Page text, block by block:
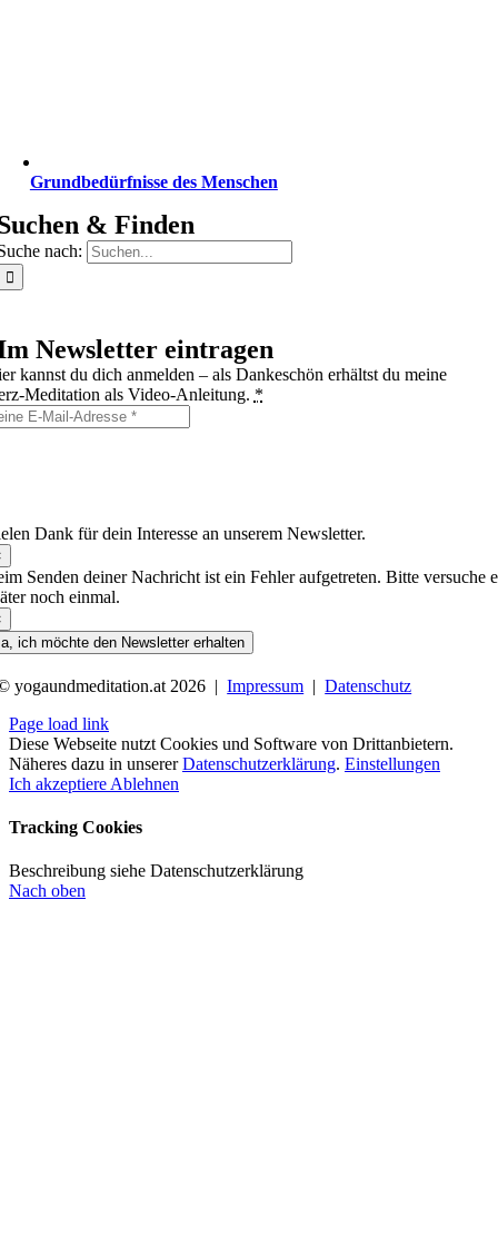
Grundbedürfnisse des Menschen
& Finden
nach:
Newsletter eintragen
kannst du dich anmelden – als Dankeschön erhältst du meine
als Video‑Anleitung. *
Dank für dein Interesse an unserem Newsletter.
Senden deiner Nachricht ist ein Fehler aufgetreten. Bitte versuche
noch einmal.
ich möchte den Newsletter erhalten
yogaundmeditation.at 2026 |Impressum |Datenschutz
Page load link
Diese Webseite nutzt Cookies und Software von Drittanbietern.
Näheres dazu in unsererDatenschutzerklärung. Einstellungen
Ich akzeptiere Ablehnen
Tracking Cookies
Beschreibung siehe Datenschutzerklärung
Nach oben